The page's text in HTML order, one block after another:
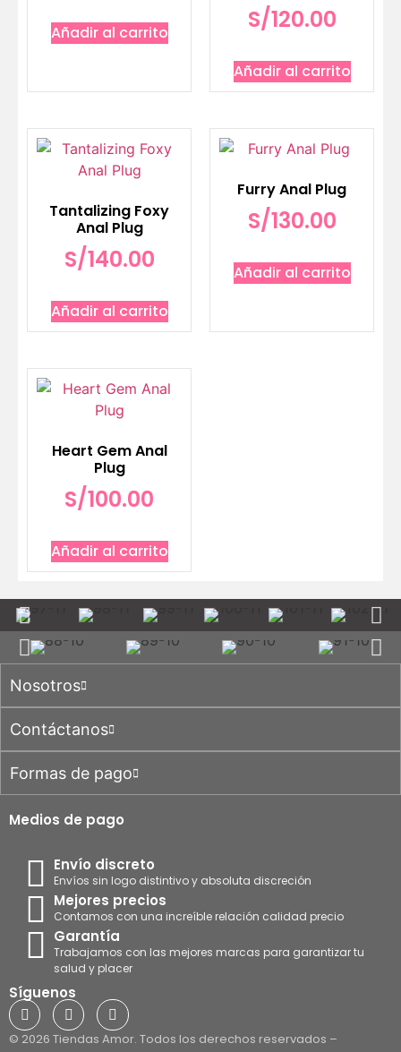
Añadir al carrito S/120.00
Añadir al carrito
Tantalizing Foxy
Anal Plug
S/140.00
Añadir al carrito
Furry Anal Plug
S/130.00
Añadir al carrito
Heart Gem Anal
Plug
S/100.00
Añadir al carrito
Nosotros
Contáctanos
Formas de pago
Medios de pago
Envío discreto
Envíos sin logo distintivo y absoluta discreción
Mejores precios
Contamos con una increíble relación calidad precio
Garantía
Trabajamos con las mejores marcas para garantizar tu
salud y placer
Síguenos
© 2026 Tiendas Amor. Todos los derechos reservados –